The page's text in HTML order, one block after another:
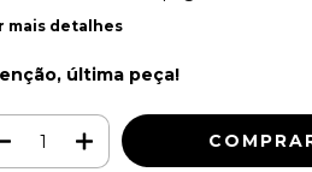
mais detalhes
última peça!